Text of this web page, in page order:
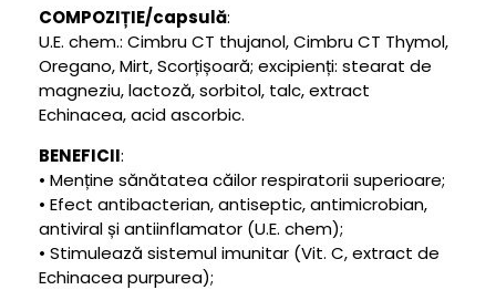
COMPOZIȚIE/capsulă:
U.E. chem.: Cimbru CT thujanol, Cimbru CT Thymol,
Oregano, Mirt, Scorțișoară; excipienți: stearat de
magneziu, lactoză, sorbitol, talc, extract
Echinacea, acid ascorbic.
BENEFICII:
• Menține sănătatea căilor respiratorii superioare;
• Efect antibacterian, antiseptic, antimicrobian,
antiviral și antiinflamator (U.E. chem);
• Stimulează sistemul imunitar (Vit. C, extract de
Echinacea purpurea);